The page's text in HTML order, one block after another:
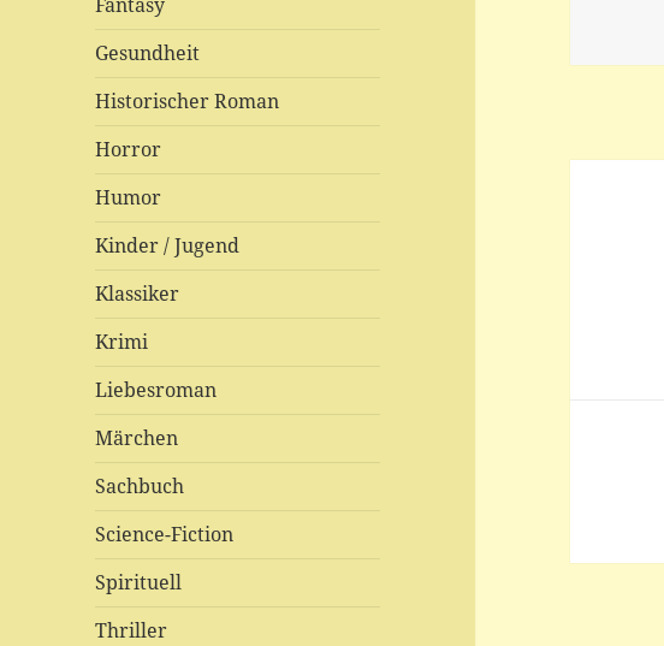
Gesundheit
Historischer Roman
Horror
Humor
Kinder / Jugend
Klassiker
Krimi
Liebesroman
Märchen
Sachbuch
Science-Fiction
Spirituell
Thriller